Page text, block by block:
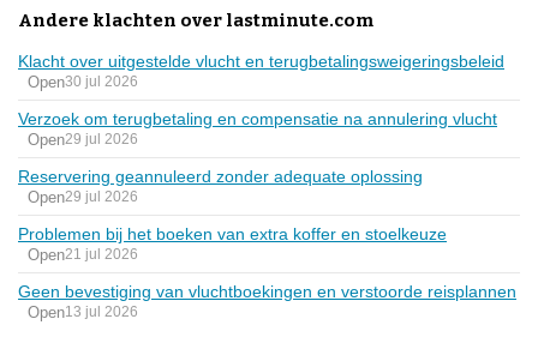
Andere klachten over lastminute.com
Klacht over uitgestelde vlucht en terugbetalingsweigeringsbeleid
Open30 jul 2026
Verzoek om terugbetaling en compensatie na annulering vlucht
Open29 jul 2026
Reservering geannuleerd zonder adequate oplossing
Open29 jul 2026
Problemen bij het boeken van extra koffer en stoelkeuze
Open21 jul 2026
Geen bevestiging van vluchtboekingen en verstoorde reisplannen
Open13 jul 2026